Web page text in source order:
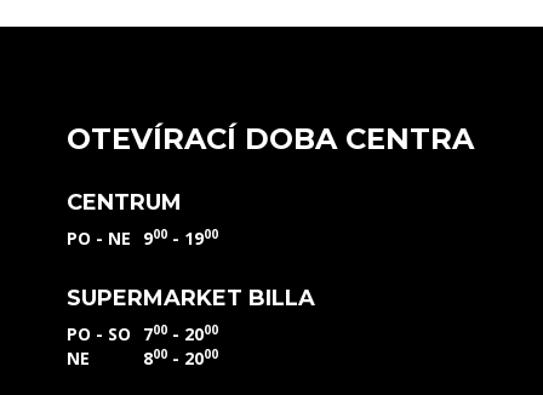
OTEVÍRACÍ DOBA CENTRA
CENTRUM
PO - NE 900 - 1900
SUPERMARKET BILLA
PO - SO 700 - 2000
NE 800 - 2000